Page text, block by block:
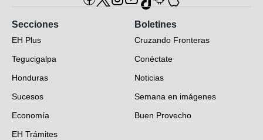
Secciones
EH Plus
Tegucigalpa
Honduras
Sucesos
Economía
EH Trámites
Boletines
Cruzando Fronteras
Conéctate
Noticias
Semana en imágenes
Buen Provecho